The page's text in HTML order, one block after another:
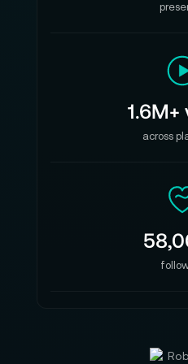
Lagertemperatur: –40
Relative
kondensierend
Maximale
Bluetooth: Bluetooth
across